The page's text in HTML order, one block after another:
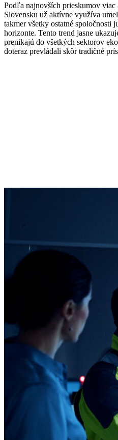
Podľa najnovších prieskumov
Slovensku už aktívne využíva
takmer všetky ostatné spoločnosti
horizonte. Tento trend jasne
prenikajú do všetkých sektorov
doteraz prevládali skôr tradičné